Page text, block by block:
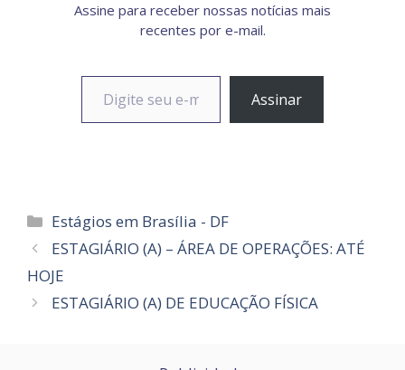
Assine para receber nossas notícias mais
recentes por e-mail.
Digite seu e-mail…
Assinar
Categorias
Estágios em Brasília - DF
ESTAGIÁRIO (A) – ÁREA DE OPERAÇÕES: ATÉ
HOJE
ESTAGIÁRIO (A) DE EDUCAÇÃO FÍSICA